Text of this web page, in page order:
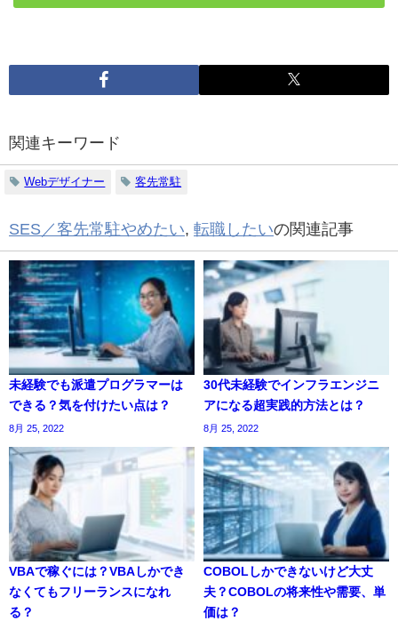
関連キーワード
Webデザイナー 客先常駐
SES／客先常駐やめたい, 転職したいの関連記事
未経験でも派遣プログラマーは
できる？気を付けたい点は？
8月 25, 2022
30代未経験でインフラエンジニ
アになる超実践的方法とは？
8月 25, 2022
VBAで稼ぐには？VBAしかでき
なくてもフリーランスになれ
る？
COBOLしかできないけど大丈
夫？COBOLの将来性や需要、単
価は？